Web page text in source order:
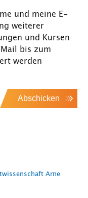
und meine E-
weiterer
und Kursen
bis zum
werden
Abschicken
Arne